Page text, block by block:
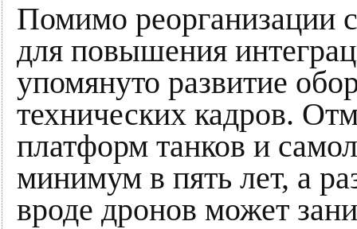
Помимо реорганизации
для повышения
упомянуто развитие
технических кадров.
платформ танков и
минимум в пять лет, а
вроде дронов может